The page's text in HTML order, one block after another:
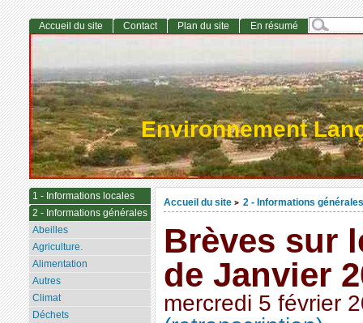
Environnement
Accueil du site > 2 - Informations générales
Brèves sur
de Janvier
mercredi 5 février
Accueil du site Contact Plan du site En résumé
1 - Informations locales
2 - Informations générales
Abeilles
Agriculture.
Alimentation
Autres
Climat
Déchets